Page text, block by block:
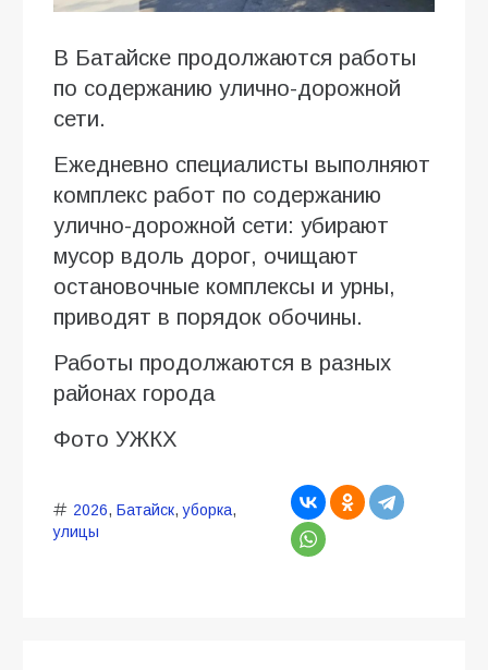
В Батайске продолжаются работы
по содержанию улично-дорожной
сети.
Ежедневно специалисты выполняют
комплекс работ по содержанию
улично-дорожной сети: убирают
мусор вдоль дорог, очищают
остановочные комплексы и урны,
приводят в порядок обочины.
Работы продолжаются в разных
районах города
Фото УЖКХ
2026, Батайск,уборка,
улицы